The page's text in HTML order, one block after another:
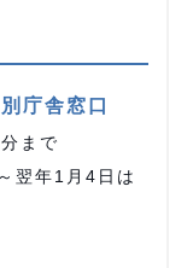
庁舎窓口
まで
翌年1月4日は